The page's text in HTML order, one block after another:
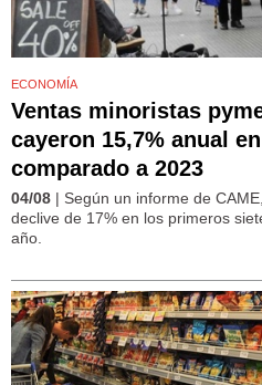
ECONOMÍA
Ventas minoristas
cayeron 15,7% anual
comparado a 2023
04/08 | Según un informe de
declive de 17% en los primeros
año.